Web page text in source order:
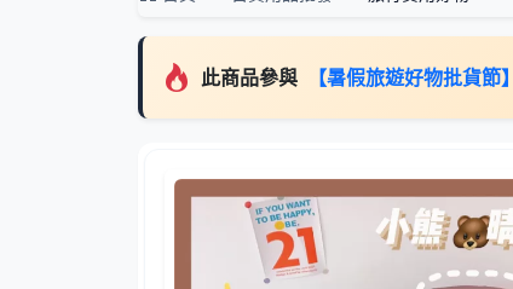
此商品參與 【暑假旅遊好物批貨節】